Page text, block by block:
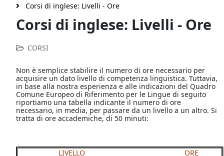
Corsi di inglese: Livelli - Ore
Corsi di inglese: Livelli - Ore
CORSI
Non è semplice stabilire il numero di ore necessario per
acquisire un dato livello di competenza linguistica. Tuttavia,
in base alla nostra esperienza e alle indicazioni del Quadro
Comune Europeo di Riferimento per le Lingue di seguito
riportiamo una tabella indicante il numero di ore
necessario, in media, per passare da un livello a un altro. Si
tratta di ore accademiche, di 50 minuti:
LIVELLO
ORE